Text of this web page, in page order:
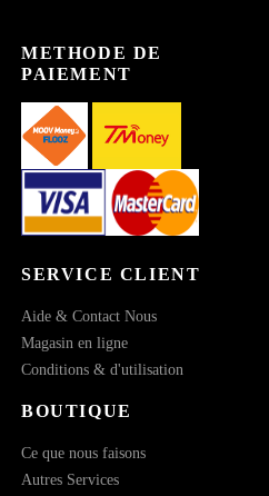
METHODE DE
PAIEMENT
SERVICE CLIENT
Aide & Contact Nous
Magasin en ligne
Conditions & d'utilisation
BOUTIQUE
Ce que nous faisons
Autres Services